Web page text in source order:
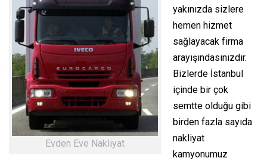
Evden Eve Nakliyat
yakınızda sizlere
hemen hizmet
sağlayacak firma
arayışındasınızdır.
Bizlerde İstanbul
içinde bir çok
semtte olduğu gibi
birden fazla sayıda
nakliyat
kamyonumuz